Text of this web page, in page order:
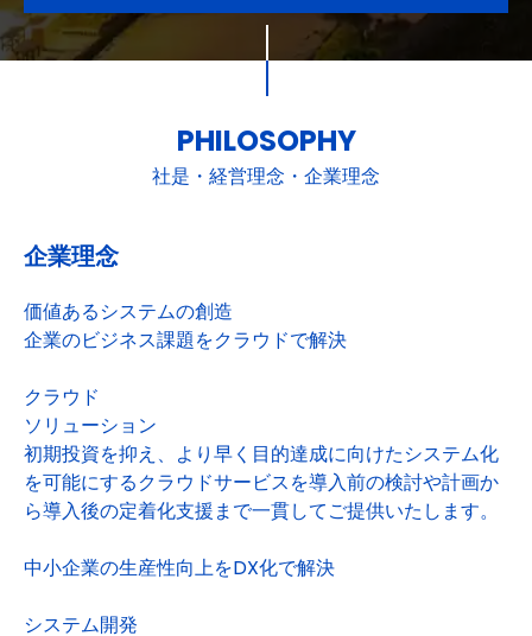
DX化をご支援いたします。 インターネットのサイ
バー攻撃の不安を解決 サイバー セキュリティ対策
策、事務所内の対策など複合的に自社を守るソリュ
ーションをご提案いたします。 また、年に数回の
対策診断の状況をレポートし怪しい動きがないかな
どご報告いたします。 インフラ構築もワンストッ
ェアだけではなく、パソコンやネットワーク、プリ
ンターや複合機などの周辺機器まで、当社にお任せ
いただければIT環境を全てワンストップでご提供い
たします。
PHILOSOPHY
社是・経営理念・企業理念
企業理念
価値あるシステムの創造
企業のビジネス課題をクラウドで解決
クラウド
ソリューション
初期投資を抑え、より早く目的達成に向けたシステム化
を可能にするクラウドサービスを導入前の検討や計画か
ら導入後の定着化支援まで一貫してご提供いたします。
中小企業の生産性向上をDX化で解決
システム開発